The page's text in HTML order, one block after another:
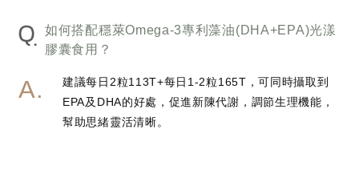
Q
如何搭配穩萊Omega-3專利藻油(DHA+EPA)光漾
膠囊食用？
建議每日2粒113T+每日1-2粒165T，可同時攝取到
EPA及DHA的好處，促進新陳代謝，調節生理機能，
幫助思緒靈活清晰。